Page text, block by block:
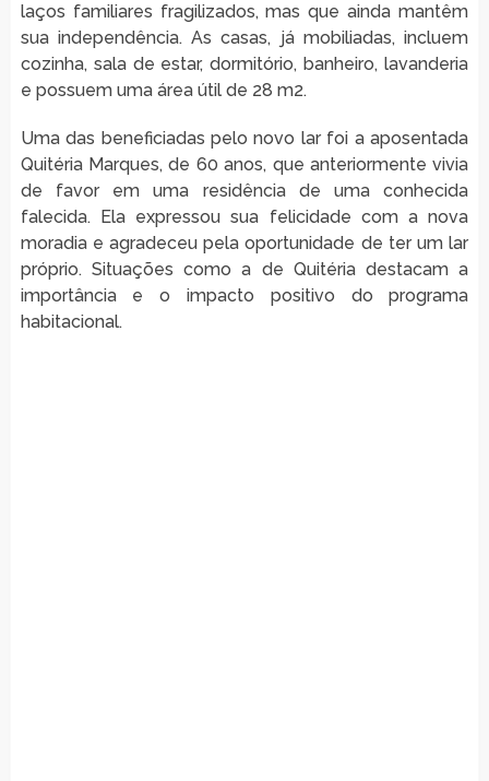
laços familiares fragilizados, mas que ainda mantêm
sua independência. As casas, já mobiliadas, incluem
cozinha, sala de estar, dormitório, banheiro, lavanderia
e possuem uma área útil de 28 m2.
Uma das beneficiadas pelo novo lar foi a aposentada
Quitéria Marques, de 60 anos, que anteriormente vivia
de favor em uma residência de uma conhecida
falecida. Ela expressou sua felicidade com a nova
moradia e agradeceu pela oportunidade de ter um lar
próprio. Situações como a de Quitéria destacam a
importância e o impacto positivo do programa
habitacional.